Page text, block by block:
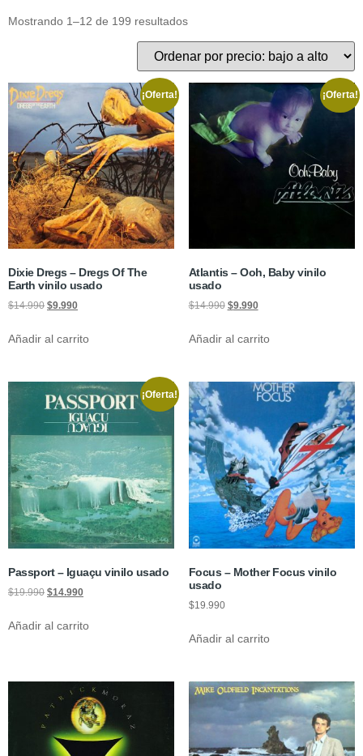
Mostrando 1–12 de 199 resultados
¡Oferta!
Dixie Dregs ‎– Dregs Of The
Earth vinilo usado
$14.990 $9.990
Añadir al carrito
¡Oferta!
Atlantis – Ooh, Baby vinilo
usado
$14.990 $9.990
Añadir al carrito
¡Oferta!
Passport ‎– Iguaçu vinilo usado
$19.990 $14.990
Añadir al carrito
Focus ‎– Mother Focus vinilo
usado
$19.990
Añadir al carrito